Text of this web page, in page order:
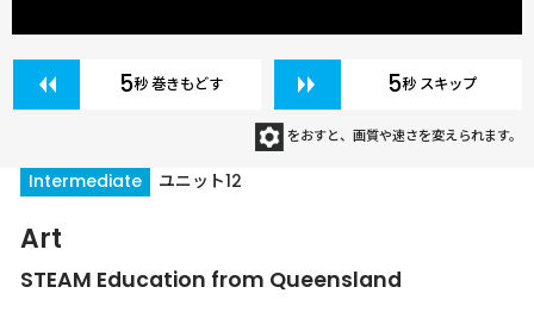
Intermediate ユニット12
Art
STEAM Education from Queensland
5秒 巻きもどす 5秒 スキップ
をおすと、画質や速さを変えられます。